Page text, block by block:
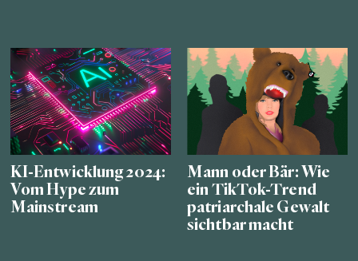
KI-Entwicklung 2024:
Vom Hype zum
Mainstream
Mann oder Bär: Wie
ein TikTok-Trend
patriarchale Gewalt
sichtbar macht